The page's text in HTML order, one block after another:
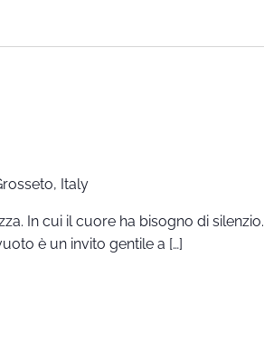
Italy
In cui il cuore ha bisogno di silenzio.
è un invito gentile a […]